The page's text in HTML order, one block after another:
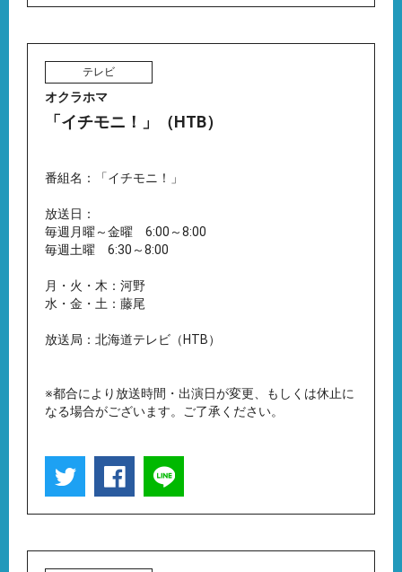
テレビ
オクラホマ
「イチモニ！」（HTB）
番組名：「イチモニ！」
放送日：
毎週月曜～金曜 6:00～8:00
毎週土曜 6:30～8:00
月・火・木：河野
水・金・土：藤尾
放送局：北海道テレビ（HTB）
※都合により放送時間・出演日が変更、もしくは休止に
なる場合がございます。ご了承ください。